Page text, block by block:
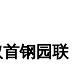
首钢园联